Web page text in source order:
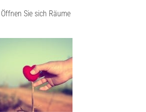
Öffnen Sie sich Räume